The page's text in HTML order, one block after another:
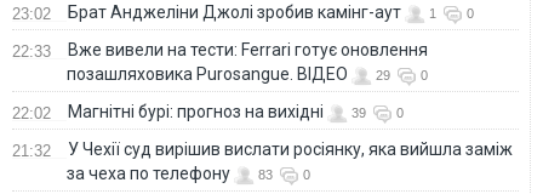
23:02 Брат Анджеліни Джолі зробив камінг-аут 1 0
22:33
Вже вивели на тести: Ferrari готує оновлення
позашляховика Purosangue. ВІДЕО
29 0
22:02 Магнітні бурі: прогноз на вихідні 39 0
21:32
У Чехії суд вирішив вислати росіянку, яка вийшла заміж
за чеха по телефону
83 0